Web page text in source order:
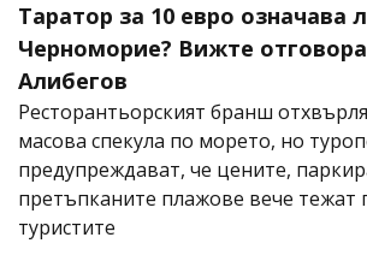
Таратор за 10 евро означава
Черноморие? Вижте
Алибегов
Ресторантьорският бранш
масова спекула по морето, но
предупреждават, че цените,
претъпканите плажове вече тежат
туристите